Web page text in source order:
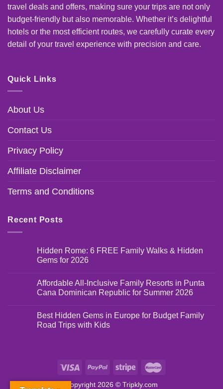
travel deals and offers, making sure your trips are not only
budget-friendly but also memorable. Whether it’s delightful
hotels or the most efficient routes, we carefully curate every
detail of your travel experience with precision and care.
Quick Links
About Us
Contact Us
Privacy Policy
Affiliate Disclaimer
Terms and Conditions
Recent Posts
Hidden Rome: 6 FREE Family Walks & Hidden
Gems for 2026
Affordable All-Inclusive Family Resorts in Punta
Cana Dominican Republic for Summer 2026
Best Hidden Gems in Europe for Budget Family
Road Trips with Kids
Copyright 2026 © Tripkly.com